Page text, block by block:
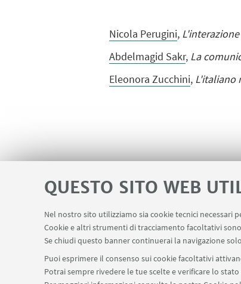
QUESTO SITO WEB
Nel nostro sito utilizziamo sia cookie tecnici
Cookie e altri strumenti di tracciamento facoltativi
Se chiudi questo banner continuerai la navigazione
Puoi esprimere il consenso sui cookie facoltativi
Potrai sempre rivedere le tue scelte e verificare lo
Nicola Perugini,
Abdelmagid Sakr, La
Eleonora Zucchini, L'italiano